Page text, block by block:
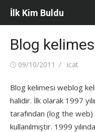
Skip
İlk Kim Buldu
Blog
Posted
09/10/2011 Author
icat
Blog kelimesi weblog
halidir. İlk olarak 1997
tarafından (log the web)
kullanılmıştır. 1999